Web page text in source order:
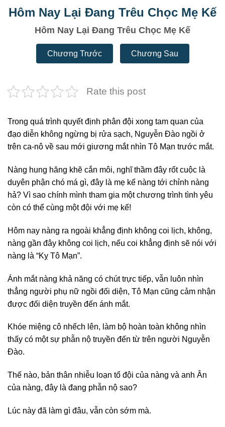
Hôm Nay Lại Đang Trêu Chọc Mẹ Kế
Hôm Nay Lại Đang Trêu Chọc Mẹ Kế
Chương Trước Chương Sau
Rate this post
Trong quá trình quyết định phân đội xong tam quan của
đạo diễn không ngừng bị rửa sạch, Nguyễn Đào ngồi ở
trên ca-nô về sau mới giương mắt nhìn Tô Mạn trước mắt.
Nàng hung hăng khẽ cắn môi, nghĩ thầm đây rốt cuộc là
duyên phận chó má gì, đây là mẹ kế nàng tới chỉnh nàng
hả? Vì sao chính mình tham gia một chương trình tình yêu
còn có thể cùng một đội với mẹ kế!
Hôm nay nàng ra ngoài khẳng định không coi lịch, không,
nàng gần đây không coi lịch, nếu coi khẳng định sẽ nói với
nàng là “Kỵ Tô Mạn”.
Ánh mắt nàng khả năng có chút trực tiếp, vẫn luôn nhìn
thẳng người phụ nữ ngồi đối diện, Tô Mạn cũng cảm nhận
được đối diện truyền đến ánh mắt.
Khóe miệng cô nhếch lên, làm bộ hoàn toàn không nhìn
thấy có một sự phẫn nộ truyền đến từ trên người Nguyễn
Đào.
Thế nào, bản thân nhiễu loạn tổ đội của nàng và anh Ân
của nàng, đây là đang phẫn nộ sao?
Lúc này đã làm gì đâu, vẫn còn sớm mà.